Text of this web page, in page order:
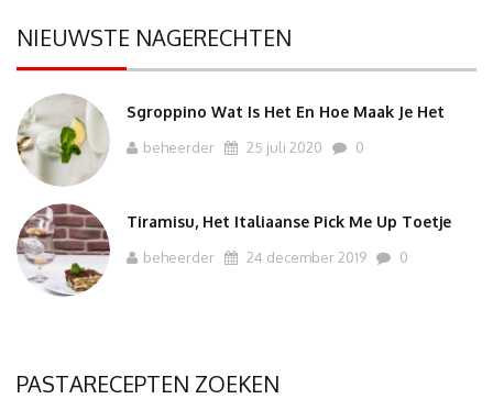
NIEUWSTE NAGERECHTEN
Sgroppino Wat Is Het En Hoe Maak Je Het
beheerder 25 juli 2020 0
Tiramisu, Het Italiaanse Pick Me Up Toetje
beheerder 24 december 2019 0
PASTARECEPTEN ZOEKEN